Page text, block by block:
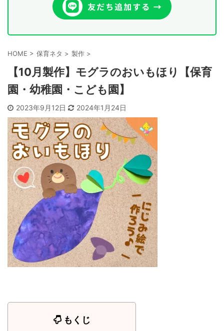
HOME > 保育ネタ > 製作 >
【10月製作】モグラのおいもほり【保育
園・幼稚園・こども園】
2023年9月12日 2024年1月24日
もくじ